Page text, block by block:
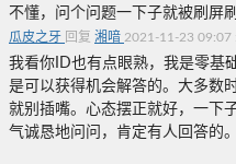
不懂，问个问题一下子就被刷屏
瓜皮之牙 回复 湘喑 2021-11-23 09:07
我看你ID也有点眼熟，我是零基
是可以获得机会解答的。大多数
就别插嘴。心态摆正就好，一下
气诚恳地问问，肯定有人回答的。